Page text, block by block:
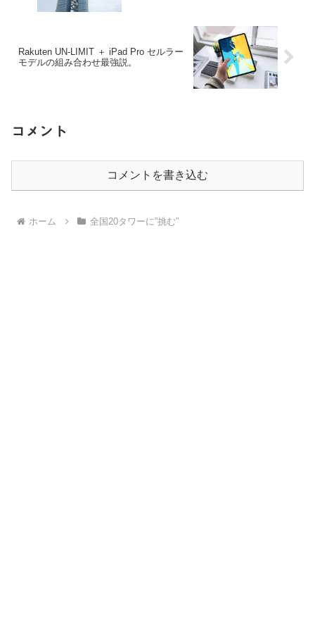
Rakuten UN-LIMIT ＋ iPad Pro セルラー
モデルの組み合わせ最強説。
コメント
コメントを書き込む
ホーム 全国20タワーに”挑む”